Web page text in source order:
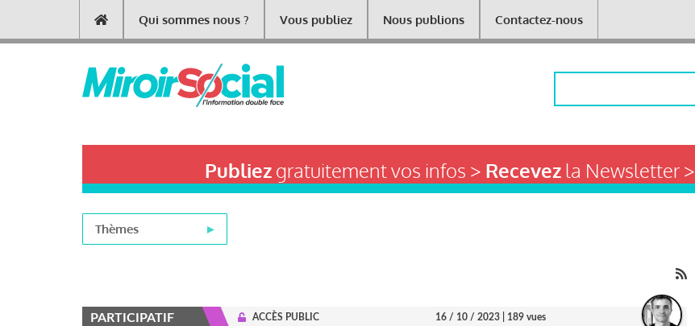
contenu
Main
navigation
Qui sommes nous ? Vous publiez Nous publions Contactez-nous
Publiezgratuitement vos infos > Recevezla Newsletter >
Thèmes
PARTICIPATIF ACCÈS PUBLIC 16 / 10 / 2023 | 189 vues